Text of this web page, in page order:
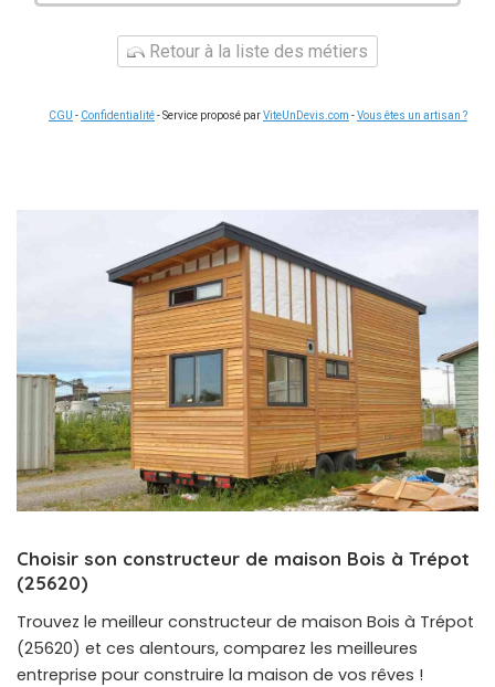
Retour à la liste des métiers
CGU - Confidentialité- Service proposé parViteUnDevis.com -Vous êtes un artisan ?
Choisir son constructeur de maison Bois à Trépot
(25620)
Trouvez le meilleur constructeur de maison Bois à Trépot
(25620) et ces alentours, comparez les meilleures
entreprise pour construire la maison de vos rêves !